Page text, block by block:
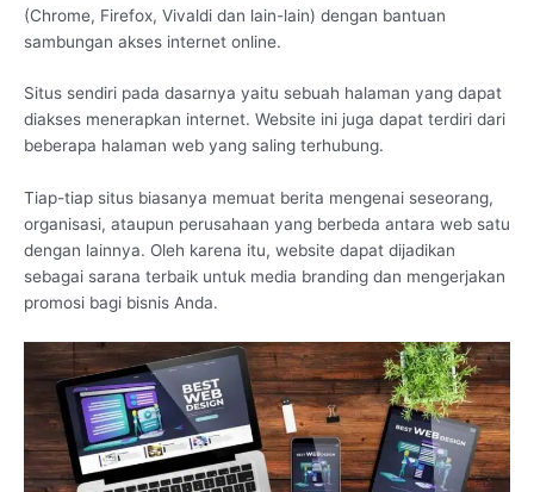
(Chrome, Firefox, Vivaldi dan lain-lain) dengan bantuan
sambungan akses internet online.
Situs sendiri pada dasarnya yaitu sebuah halaman yang dapat
diakses menerapkan internet. Website ini juga dapat terdiri dari
beberapa halaman web yang saling terhubung.
Tiap-tiap situs biasanya memuat berita mengenai seseorang,
organisasi, ataupun perusahaan yang berbeda antara web satu
dengan lainnya. Oleh karena itu, website dapat dijadikan
sebagai sarana terbaik untuk media branding dan mengerjakan
promosi bagi bisnis Anda.